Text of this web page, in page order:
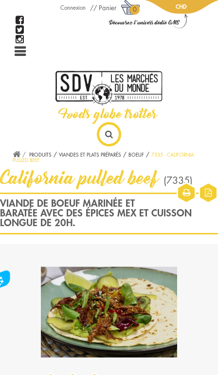
CHD
Panier 0
Connexion
PRODUITS VIANDES ET PLATS PRÉPARÉS BOEUF
7335 - CALIFORNIA
PULLED BEEF
California pulled beef (7335)
VIANDE DE BOEUF MARINÉE ET
BARATÉE AVEC DES ÉPICES MEX ET CUISSON
LONGUE DE 20H.